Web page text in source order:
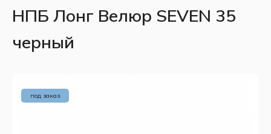
НПБ Лонг Велюр SEVEN 35
черный
под заказ